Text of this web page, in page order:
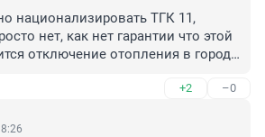
национализировать ТГК 11,
нет, как нет гарантии что этой
отключение отопления в городе
+2 –0